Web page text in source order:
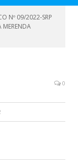
Nº 09/2022-SRP
MERENDA
0